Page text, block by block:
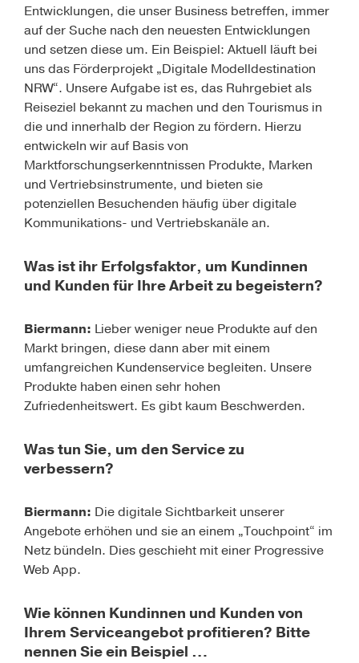
Entwicklungen, die unser Business betreffen, immer
auf der Suche nach den neuesten Entwicklungen
und setzen diese um. Ein Beispiel: Aktuell läuft bei
uns das Förderprojekt „Digitale Modelldestination
NRW“. Unsere Aufgabe ist es, das Ruhrgebiet als
Reiseziel bekannt zu machen und den Tourismus in
die und innerhalb der Region zu fördern. Hierzu
entwickeln wir auf Basis von
Marktforschungserkenntnissen Produkte, Marken
und Vertriebsinstrumente, und bieten sie
potenziellen Besuchenden häufig über digitale
Kommunikations- und Vertriebskanäle an.
Was ist ihr Erfolgsfaktor, um Kundinnen
und Kunden für Ihre Arbeit zu begeistern?
Biermann: Lieber weniger neue Produkte auf den
Markt bringen, diese dann aber mit einem
umfangreichen Kundenservice begleiten. Unsere
Produkte haben einen sehr hohen
Zufriedenheitswert. Es gibt kaum Beschwerden.
Was tun Sie, um den Service zu
verbessern?
Biermann: Die digitale Sichtbarkeit unserer
Angebote erhöhen und sie an einem „Touchpoint“ im
Netz bündeln. Dies geschieht mit einer Progressive
Web App.
Wie können Kundinnen und Kunden von
Ihrem Serviceangebot profitieren? Bitte
nennen Sie ein Beispiel …